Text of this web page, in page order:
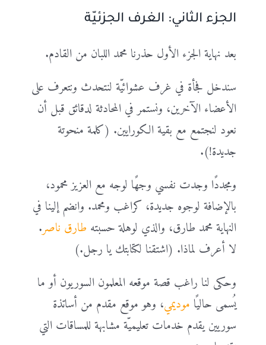
الجزء الثاني: الغرف الجزئيّة
بعد نهاية الجزء الأول حذرنا محمد اللبان من القادم.
سندخل فجأة في غرف عشوائيّة لنتحدث ونتعرف على
الأعضاء الآخرين، ونستمر في المحادثة لدقائق قبل أن
نعود لنجتمع مع بقية الكورايين. (كلمة منحوتة
جديدة!).
ومجددًا وجدت نفسي وجهًا لوجه مع العزيز محمود،
بالإضافة لوجوه جديدة، كراغب ومحمد. وانضم إلينا في
النهاية محمد طارق، والذي لوهلة حسبته طارق ناصر.
لا أعرف لماذا. (اشتقنا لكتابتك يا رجل.)
وحكى لنا راغب قصة موقعه المعلمون السوريون أو ما
يُسمى حاليًا موديمي، وهو موقع مقدم من أساتذة
سوريين يقدم خدمات تعليميّة مشابهة للمساقات التي